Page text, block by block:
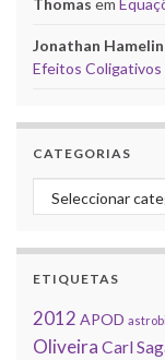
Thomas em
Jonathan
Efeitos Coligativos
CATEGORIAS
Categorias
ETIQUETAS
2012 APOD
Oliveira Carl